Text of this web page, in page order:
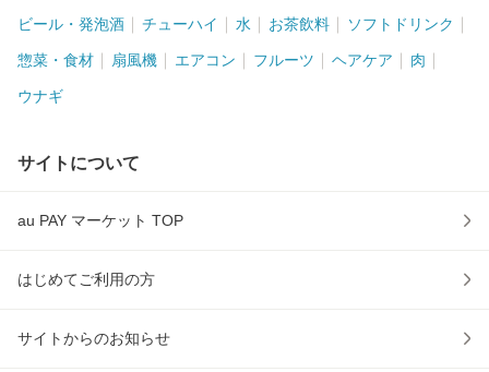
ビール・発泡酒 チューハイ 水 お茶飲料 ソフトドリンク
惣菜・食材 扇風機 エアコン フルーツ ヘアケア 肉
ウナギ
サイトについて
au PAY マーケット TOP
はじめてご利用の方
サイトからのお知らせ